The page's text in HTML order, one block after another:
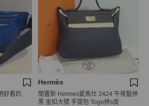
好看的
Hermès
閒置新 Hermes愛馬仕 2424 午夜藍拼
黑 金扣大號 手提包 Togo拼s皮